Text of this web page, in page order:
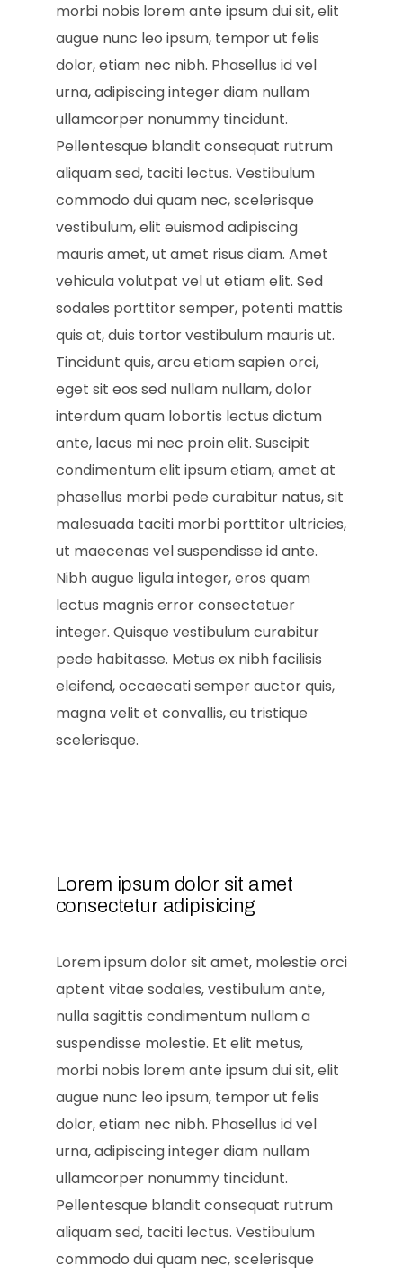
morbi nobis lorem ante ipsum dui sit, elit
augue nunc leo ipsum, tempor ut felis
dolor, etiam nec nibh. Phasellus id vel
urna, adipiscing integer diam nullam
ullamcorper nonummy tincidunt.
Pellentesque blandit consequat rutrum
aliquam sed, taciti lectus. Vestibulum
commodo dui quam nec, scelerisque
vestibulum, elit euismod adipiscing
mauris amet, ut amet risus diam. Amet
vehicula volutpat vel ut etiam elit. Sed
sodales porttitor semper, potenti mattis
quis at, duis tortor vestibulum mauris ut.
Tincidunt quis, arcu etiam sapien orci,
eget sit eos sed nullam nullam, dolor
interdum quam lobortis lectus dictum
ante, lacus mi nec proin elit. Suscipit
condimentum elit ipsum etiam, amet at
phasellus morbi pede curabitur natus, sit
malesuada taciti morbi porttitor ultricies,
ut maecenas vel suspendisse id ante.
Nibh augue ligula integer, eros quam
lectus magnis error consectetuer
integer. Quisque vestibulum curabitur
pede habitasse. Metus ex nibh facilisis
eleifend, occaecati semper auctor quis,
magna velit et convallis, eu tristique
scelerisque.
Lorem ipsum dolor sit amet
consectetur adipisicing
Lorem ipsum dolor sit amet, molestie orci
aptent vitae sodales, vestibulum ante,
nulla sagittis condimentum nullam a
suspendisse molestie. Et elit metus,
morbi nobis lorem ante ipsum dui sit, elit
augue nunc leo ipsum, tempor ut felis
dolor, etiam nec nibh. Phasellus id vel
urna, adipiscing integer diam nullam
ullamcorper nonummy tincidunt.
Pellentesque blandit consequat rutrum
aliquam sed, taciti lectus. Vestibulum
commodo dui quam nec, scelerisque